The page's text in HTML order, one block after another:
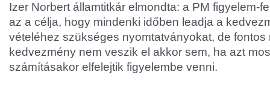
Izer Norbert államtitkár elmondta: a PM figyelem-
az a célja, hogy mindenki időben leadja a
vételéhez szükséges nyomtatványokat, de fontos
kedvezmény nem veszik el akkor sem, ha azt
számításakor elfelejtik figyelembe venni.